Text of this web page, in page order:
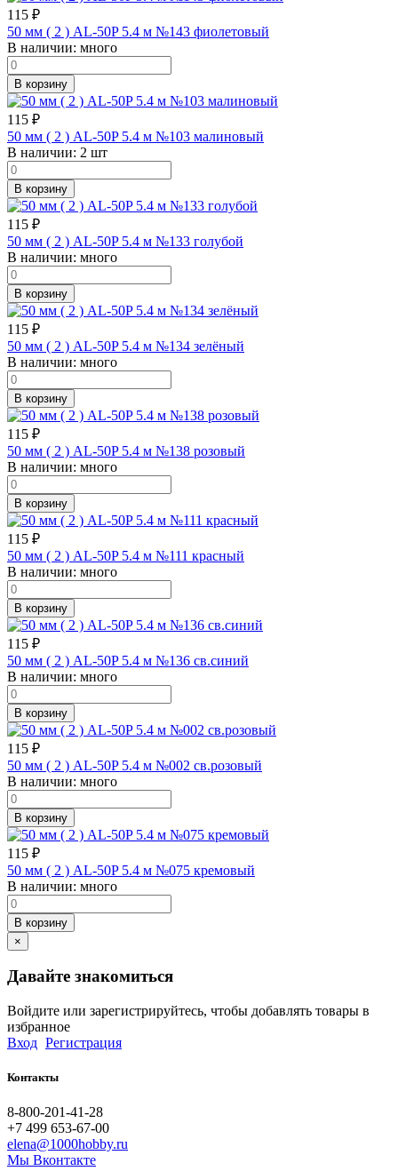
115 ₽
50 мм ( 2 ) AL-50P 5.4 м №143 фиолетовый
В наличии: много
В корзину
115 ₽
50 мм ( 2 ) AL-50P 5.4 м №103 малиновый
В наличии: 2 шт
В корзину
115 ₽
50 мм ( 2 ) AL-50P 5.4 м №133 голубой
В наличии: много
В корзину
115 ₽
50 мм ( 2 ) AL-50P 5.4 м №134 зелёный
В наличии: много
В корзину
115 ₽
50 мм ( 2 ) AL-50P 5.4 м №138 розовый
В наличии: много
В корзину
115 ₽
50 мм ( 2 ) AL-50P 5.4 м №111 красный
В наличии: много
В корзину
115 ₽
50 мм ( 2 ) AL-50P 5.4 м №136 св.синий
В наличии: много
В корзину
115 ₽
50 мм ( 2 ) AL-50P 5.4 м №002 св.розовый
В наличии: много
В корзину
115 ₽
50 мм ( 2 ) AL-50P 5.4 м №075 кремовый
В наличии: много
В корзину
×
Давайте знакомиться
Войдите или зарегистрируйтесь, чтобы добавлять товары в
избранное
Вход Регистрация
Контакты
8-800-201-41-28
+7 499 653-67-00
elena@1000hobby.ru
Мы Вконтакте